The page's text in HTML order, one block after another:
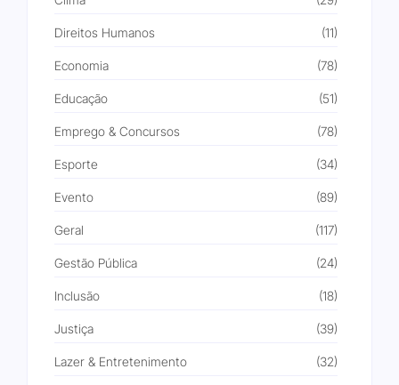
Direitos Humanos (11)
Economia (78)
Educação (51)
Emprego & Concursos (78)
Esporte (34)
Evento (89)
Geral (117)
Gestão Pública (24)
Inclusão (18)
Justiça (39)
Lazer & Entretenimento (32)